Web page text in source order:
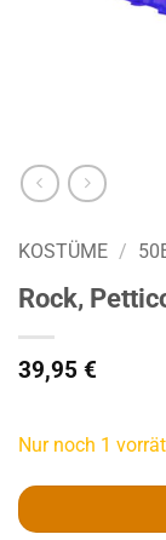
KOSTÜME /
Rock,
39,95 €
Nur noch 1